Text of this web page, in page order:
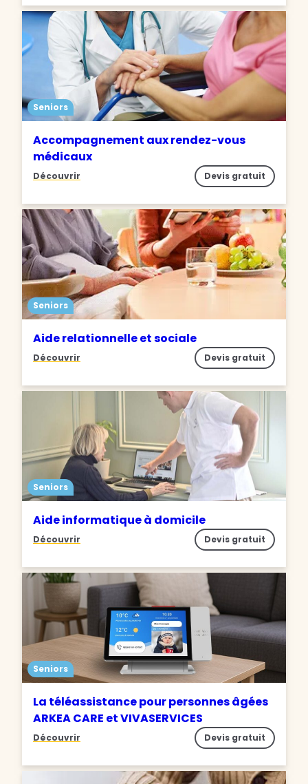
Seniors
Accompagnement aux rendez-vous
médicaux
Découvrir Devis gratuit
Seniors
Aide relationnelle et sociale
Découvrir Devis gratuit
Seniors
Aide informatique à domicile
Découvrir Devis gratuit
Seniors
La téléassistance pour personnes âgées
ARKEA CARE et VIVASERVICES
Découvrir Devis gratuit